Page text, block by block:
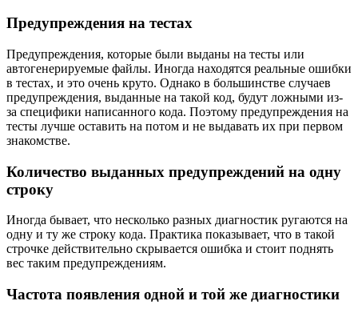
Предупреждения на тестах
Предупреждения, которые были выданы на тесты или
автогенерируемые файлы. Иногда находятся реальные ошибки
в тестах, и это очень круто. Однако в большинстве случаев
предупреждения, выданные на такой код, будут ложными из-
за специфики написанного кода. Поэтому предупреждения на
тесты лучше оставить на потом и не выдавать их при первом
знакомстве.
Количество выданных предупреждений на одну
строку
Иногда бывает, что несколько разных диагностик ругаются на
одну и ту же строку кода. Практика показывает, что в такой
строчке действительно скрывается ошибка и стоит поднять
вес таким предупреждениям.
Частота появления одной и той же диагностики